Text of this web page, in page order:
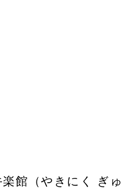
館（やきにく ぎ